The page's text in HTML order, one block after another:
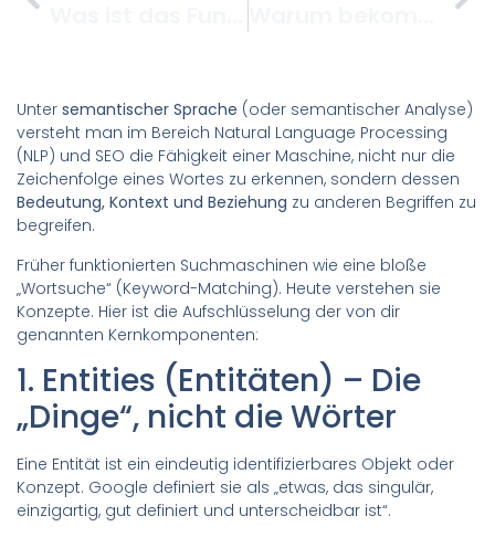
Unter semantischer Sprache (oder semantischer Analyse)
versteht man im Bereich Natural Language Processing
(NLP) und SEO die Fähigkeit einer Maschine, nicht nur die
Zeichenfolge eines Wortes zu erkennen, sondern dessen
Bedeutung, Kontext und Beziehung zu anderen Begriffen zu
begreifen.
Früher funktionierten Suchmaschinen wie eine bloße
„Wortsuche“ (Keyword-Matching). Heute verstehen sie
Konzepte. Hier ist die Aufschlüsselung der von dir
genannten Kernkomponenten:
1. Entities (Entitäten) – Die
„Dinge“, nicht die Wörter
Eine Entität ist ein eindeutig identifizierbares Objekt oder
Konzept. Google definiert sie als „etwas, das singulär,
einzigartig, gut definiert und unterscheidbar ist“.